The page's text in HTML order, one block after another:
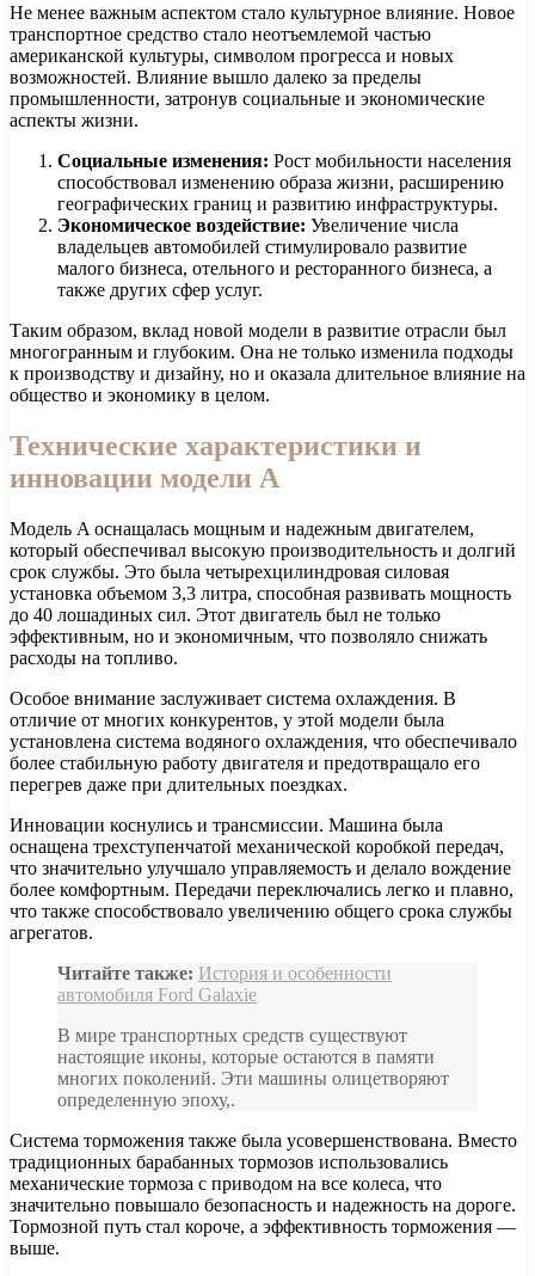
Не менее важным аспектом стало культурное влияние. Новое
транспортное средство стало неотъемлемой частью
американской культуры, символом прогресса и новых
возможностей. Влияние вышло далеко за пределы
промышленности, затронув социальные и экономические
аспекты жизни.
Социальные изменения: Рост мобильности населения
способствовал изменению образа жизни, расширению
географических границ и развитию инфраструктуры.
Экономическое воздействие: Увеличение числа
владельцев автомобилей стимулировало развитие
малого бизнеса, отельного и ресторанного бизнеса, а
также других сфер услуг.
Таким образом, вклад новой модели в развитие отрасли был
многогранным и глубоким. Она не только изменила подходы
к производству и дизайну, но и оказала длительное влияние на
общество и экономику в целом.
Технические характеристики и
инновации модели A
Модель A оснащалась мощным и надежным двигателем,
который обеспечивал высокую производительность и долгий
срок службы. Это была четырехцилиндровая силовая
установка объемом 3,3 литра, способная развивать мощность
до 40 лошадиных сил. Этот двигатель был не только
эффективным, но и экономичным, что позволяло снижать
расходы на топливо.
Особое внимание заслуживает система охлаждения. В
отличие от многих конкурентов, у этой модели была
установлена система водяного охлаждения, что обеспечивало
более стабильную работу двигателя и предотвращало его
перегрев даже при длительных поездках.
Инновации коснулись и трансмиссии. Машина была
оснащена трехступенчатой механической коробкой передач,
что значительно улучшало управляемость и делало вождение
более комфортным. Передачи переключались легко и плавно,
что также способствовало увеличению общего срока службы
агрегатов.
Читайте также: История и особенности
автомобиля Ford Galaxie
В мире транспортных средств существуют
настоящие иконы, которые остаются в памяти
многих поколений. Эти машины олицетворяют
определенную эпоху,.
Система торможения также была усовершенствована. Вместо
традиционных барабанных тормозов использовались
механические тормоза с приводом на все колеса, что
значительно повышало безопасность и надежность на дороге.
Тормозной путь стал короче, а эффективность торможения —
выше.